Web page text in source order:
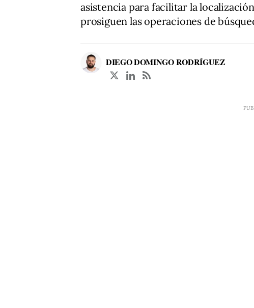
asistencia para facilitar la
prosiguen las operaciones de
DIEGO DOMINGO RODRÍGUEZ